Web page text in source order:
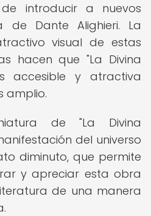
introducir a nuevos
Dante Alighieri. La
visual de estas
hacen que "La Divina
accesible y atractiva
amplio.
de "La Divina
del universo
diminuto, que permite
y apreciar esta obra
de una manera